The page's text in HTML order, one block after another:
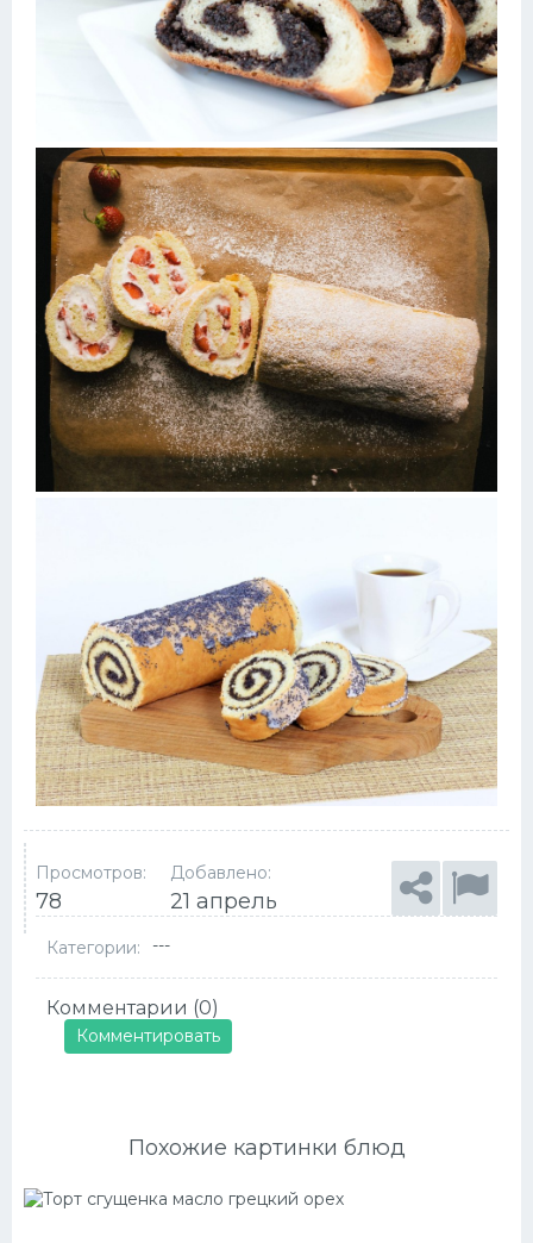
Просмотров:
78
Добавлено:
21 апрель
Категории: ---
Комментарии (0)
Комментировать
Похожие картинки блюд